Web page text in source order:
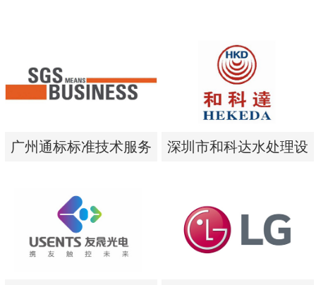
广州通标标准技术服务
广州通标标准技术服务
有限公司
深圳市和科达水处理设
深圳市和科达水处理设
备有限公司